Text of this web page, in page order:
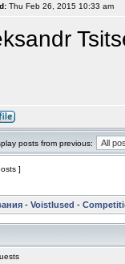
Thu Feb 26, 2015 10:33 am
posts from previous:
]
- Voistlused -